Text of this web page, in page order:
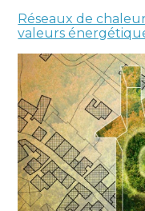
Réseaux de
valeurs